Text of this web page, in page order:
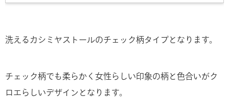
洗えるカシミヤストールのチェック柄タイプとなります。
チェック柄でも柔らかく女性らしい印象の柄と色合いがク
ロエらしいデザインとなります。